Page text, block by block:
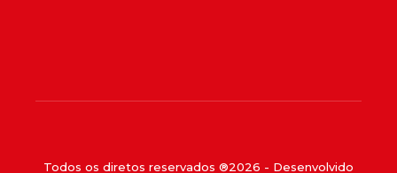
Todos os diretos reservados ®2026 - Desenvolvido